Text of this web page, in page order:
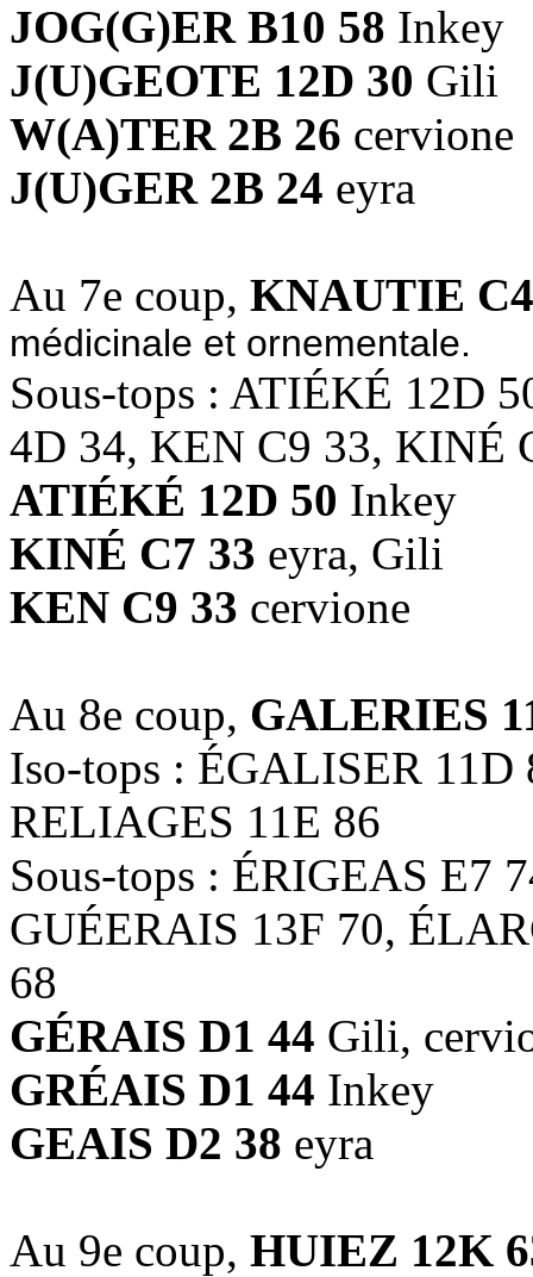
JOG(G)ER B10 58 Inkey
J(U)GEOTE 12D 30 Gili
W(A)TER 2B 26 cervione
J(U)GER 2B 24 eyra
Au 7e coup, KNAUTIE
médicinale et ornementale.
Sous-tops : ATIÉKÉ 12D
4D 34, KEN C9 33, KINÉ
ATIÉKÉ 12D 50 Inkey
KINÉ C7 33 eyra, Gili
KEN C9 33 cervione
Au 8e coup, GALERIES
Iso-tops : ÉGALISER
RELIAGES 11E 86
Sous-tops : ÉRIGEAS E7
GUÉERAIS 13F 70,
68
GÉRAIS D1 44 Gili,
GRÉAIS D1 44 Inkey
GEAIS D2 38 eyra
Au 9e coup, HUIEZ 12K